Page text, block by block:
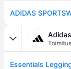
Adidas
Essentials